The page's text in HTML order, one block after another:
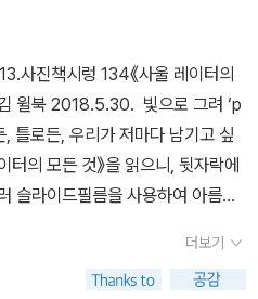
사진책시렁 134《사울 레이터의
윌북 2018.5.30. 빛으로 그려 ‘p
로든, 우리가 저마다 남기고 싶
터의 모든 것》을 읽으니, 뒷자락에
슬라이드필름을 사용하여 아름다
빛깔 있는 그림”을 쓰고 싶은 사람
도록 비쌌기에 거의 못 썼을 뿐입
더보기